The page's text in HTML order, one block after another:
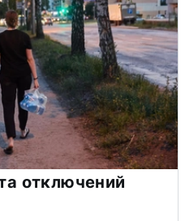
отключений